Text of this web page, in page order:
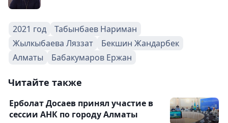
2021 год
Табынбаев Нариман
Жылкыбаева Ляззат
Бекшин Жандарбек
Алматы
Бабакумаров Ержан
Читайте также
Ерболат Досаев принял участие в
сессии АНК по городу Алматы